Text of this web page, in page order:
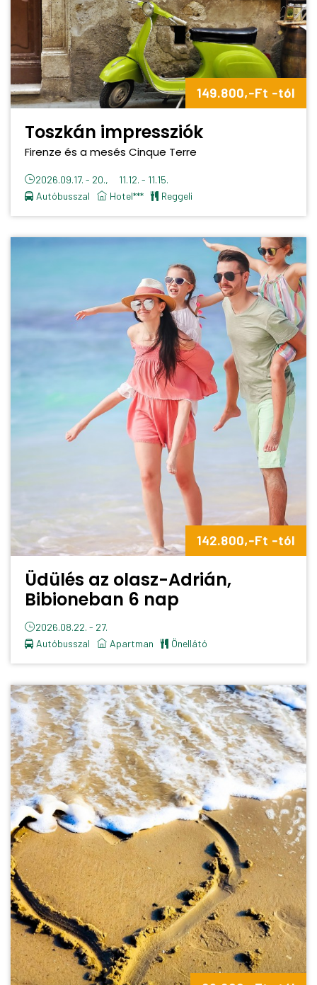
149.800,-Ft -tól
Toszkán impressziók
Firenze és a mesés Cinque Terre
2026.09.17. - 20., 11.12. - 11.15.
Autóbusszal
Hotel*** reggeli
142.800,-Ft -tól
Üdülés az olasz-Adrián,
Bibioneban 6 nap
2026.08.22. - 27.
Autóbusszal
apartman önellátó